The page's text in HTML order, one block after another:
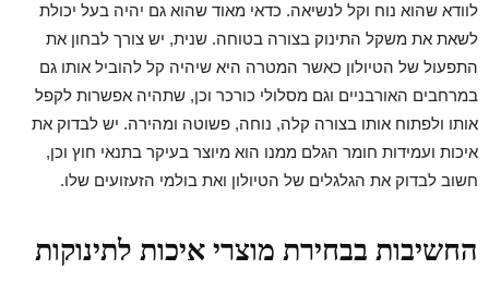
לוודא שהוא נוח וקל לנשיאה. כדאי מאוד שהוא גם יהיה בעל יכולת
לשאת את משקל התינוק בצורה בטוחה. שנית, יש צורך לבחון את
התפעול של הטיולון כאשר המטרה היא שיהיה קל להוביל אותו גם
במרחבים האורבניים וגם מסלולי כורכר וכן, שתהיה אפשרות לקפל
אותו ולפתוח אותו בצורה קלה, נוחה, פשוטה ומהירה. יש לבדוק את
איכות ועמידות חומר הגלם ממנו הוא מיוצר בעיקר בתנאי חוץ וכן,
חשוב לבדוק את הגלגלים של הטיולון ואת בולמי הזעזועים שלו.
החשיבות בבחירת מוצרי איכות לתינוקות